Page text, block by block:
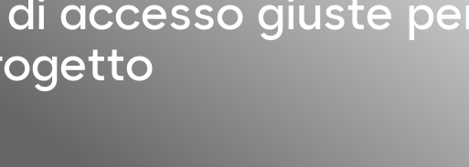
accesso giuste